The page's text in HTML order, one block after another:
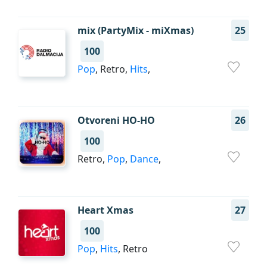
mix (PartyMix - miXmas)
25
100
Pop, Retro, Hits,
Otvoreni HO-HO
26
100
Retro, Pop, Dance,
Heart Xmas
27
100
Pop, Hits, Retro